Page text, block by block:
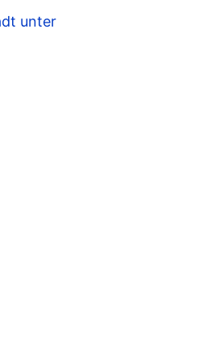
unter